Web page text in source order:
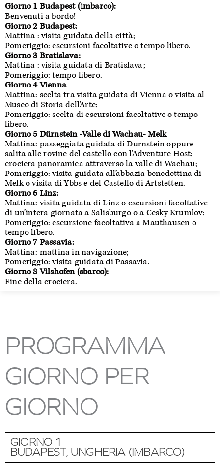
Giorno 1 Budapest (imbarco):
Benvenuti a bordo!
Giorno 2 Budapest:
Mattina : visita guidata della città;
Pomeriggio: escursioni facoltative o tempo libero.
Giorno 3 Bratislava:
Mattina : visita guidata di Bratislava;
Pomeriggio: tempo libero.
Giorno 4 Vienna
Mattina: scelta tra visita guidata di Vienna o visita al
Museo di Storia dell’Arte;
Pomeriggio: scelta di escursioni facoltative o tempo
libero.
Giorno 5 Dürnstein -Valle di Wachau- Melk
Mattina: passeggiata guidata di Durnstein oppure
salita alle rovine del castello con l’Adventure Host;
crociera panoramica attraverso la valle di Wachau;
Pomeriggio: visita guidata all’abbazia benedettina di
Melk o visita di Ybbs e del Castello di Artstetten.
Giorno 6 Linz:
Mattina: visita guidata di Linz o escursioni facoltative
di un’intera giornata a Salisburgo o a Cesky Krumlov;
Pomeriggio: escursione facoltativa a Mauthausen o
tempo libero.
Giorno 7 Passavia:
Mattina: mattina in navigazione;
Pomeriggio: visita guidata di Passavia.
Giorno 8 Vilshofen (sbarco):
Fine della crociera.
PROGRAMMA
GIORNO PER
GIORNO
GIORNO 1
BUDAPEST, UNGHERIA (IMBARCO)